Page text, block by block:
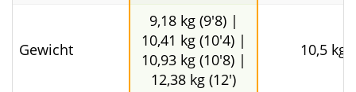
Länge
295 cm (9'8") |
315 cm (10'4") |
325 cm (10'8") |
366 cm (12'0")
335 cm